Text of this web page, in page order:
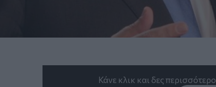
Κάνε κλικ και δες περισσότερο